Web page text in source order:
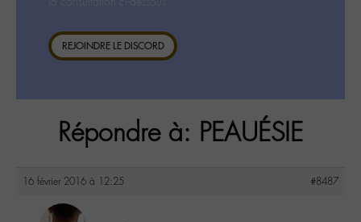
REJOINDRE LE DISCORD
Répondre à: PEAUÉSIE
16 février 2016 à 12:25 #8487